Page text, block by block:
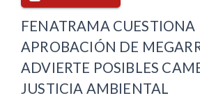
FENATRAMA CUESTIONA
APROBACIÓN DE
ADVIERTE POSIBLES
JUSTICIA AMBIENTAL